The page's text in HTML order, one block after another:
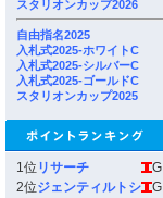
スタリオンカップ2026
自由指名2025
入札式2025-ホワイトC
入札式2025-シルバーC
入札式2025-ゴールドC
スタリオンカップ2025
1位 リサーチ
GI
2位ジェンティルトシ
GI